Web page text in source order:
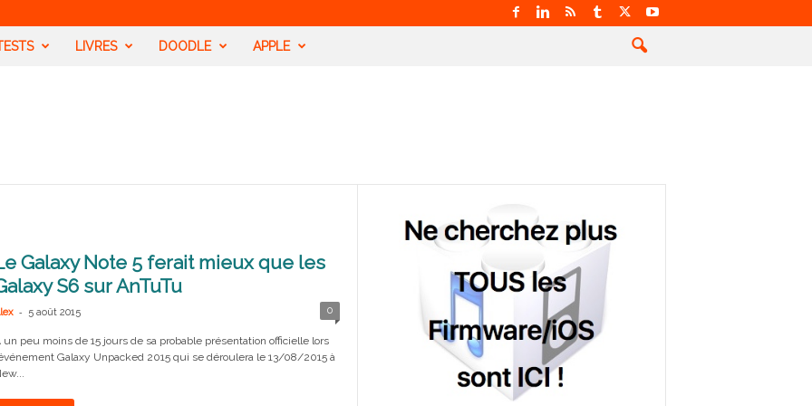
LIVRES DOODLE APPLE
Galaxy Note 5 ferait mieux que les
S6 sur AnTuTu
- 5 août 2015 0
un peu moins de 15 jours de sa probable présentation officielle lors
Galaxy Unpacked 2015 qui se déroulera le 13/08/2015 à